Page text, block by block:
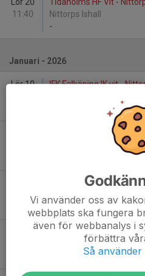
11:40
Nittorps Ishall
-
Januari - 2026
Lör 10
IFK Falköping IK vit -
Nittorps IK - Sörhaga/
13:15
Borås HC Blå - Nittorps IK
Borås Ishall
Lör 24
Grästorps IK Röd -
Lassalyckans Ishall A-
Vi använder oss av
webbplats ska fungera
även för webbanalys i
förbättra
Så använder